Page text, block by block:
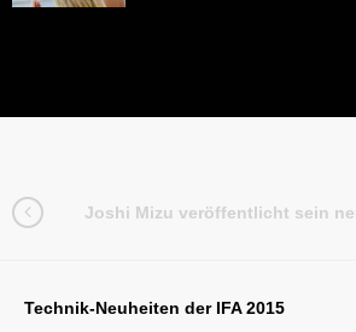
Joshi Mizu veröffentlicht sein
Technik-Neuheiten der IFA 2015